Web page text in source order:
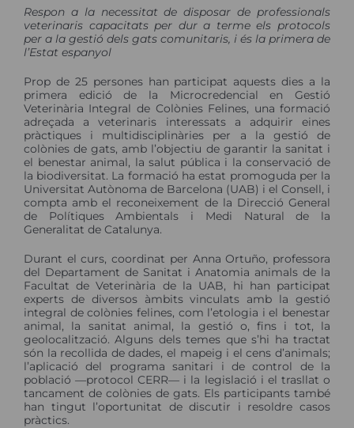
Respon a la necessitat de disposar de professionals
veterinaris capacitats per dur a terme els protocols
per a la gestió dels gats comunitaris, i és la primera de
l’Estat espanyol
Prop de 25 persones han participat aquests dies a la
primera edició de la Microcredencial en Gestió
Veterinària Integral de Colònies Felines, una formació
adreçada a veterinaris interessats a adquirir eines
pràctiques i multidisciplinàries per a la gestió de
colònies de gats, amb l’objectiu de garantir la sanitat i
el benestar animal, la salut pública i la conservació de
la biodiversitat. La formació ha estat promoguda per la
Universitat Autònoma de Barcelona (UAB) i el Consell, i
compta amb el reconeixement de la Direcció General
de Polítiques Ambientals i Medi Natural de la
Generalitat de Catalunya.
Durant el curs, coordinat per Anna Ortuño, professora
del Departament de Sanitat i Anatomia animals de la
Facultat de Veterinària de la UAB, hi han participat
experts de diversos àmbits vinculats amb la gestió
integral de colònies felines, com l’etologia i el benestar
animal, la sanitat animal, la gestió o, fins i tot, la
geolocalització. Alguns dels temes que s’hi ha tractat
són la recollida de dades, el mapeig i el cens d’animals;
l’aplicació del programa sanitari i de control de la
població ―protocol CERR― i la legislació i el trasllat o
tancament de colònies de gats. Els participants també
han tingut l’oportunitat de discutir i resoldre casos
pràctics.